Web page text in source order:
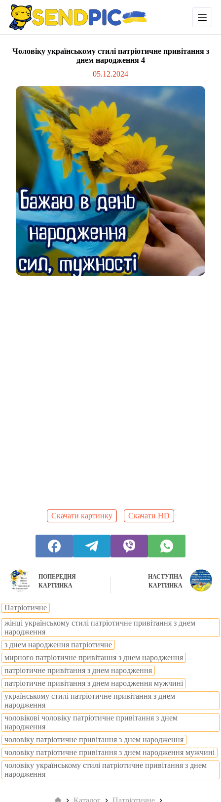
П
е
р
е
тЧоловіку українському стилі патріотичне привітання з
днем народження 4
05.12.2024
Скачати картинку Скачати HD
ПОПЕРЕДНЯ
КАРТИНКА
НАСТУПНА
КАРТИНКА
Патріотичне
жінці українському стилі патріотичне привітання з днем
народження
з днем народження патріотичне
мирного патріотичне привітання з днем народження
патріотичне привітання з днем народження
патріотичне привітання з днем народження мужчині
українському стилі патріотичне привітання з днем
народження
чоловікові чоловіку патріотичне привітання з днем
народження
чоловіку патріотичне привітання з днем народження
чоловіку патріотичне привітання з днем народження мужчині
чоловіку українському стилі патріотичне привітання з днем
народження
Головна